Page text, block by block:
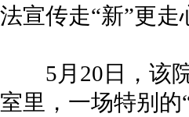
法宣传走“新”更走
5月20日，该院
室里，一场特别